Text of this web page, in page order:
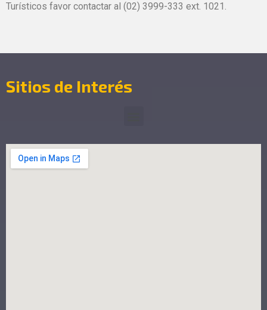
Turísticos favor contactar al (02) 3999-333 ext. 1021.
Sitios de Interés